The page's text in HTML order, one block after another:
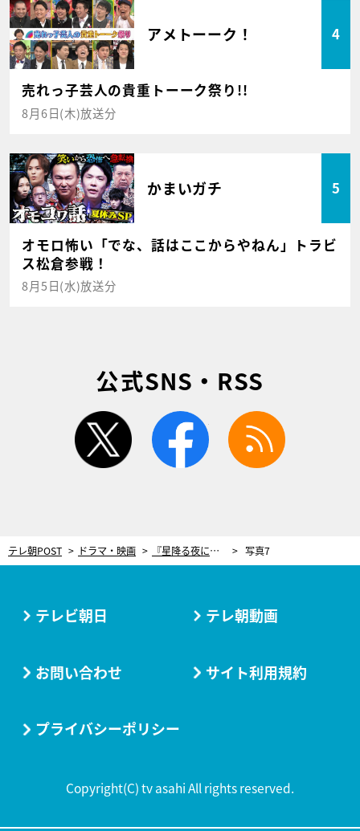
アメトーーク！ 4
売れっ子芸人の貴重トーーク祭り!!
8月6日(木)放送分
かまいガチ 5
オモロ怖い「でな、話はここからやねん」トラビ
ス松倉参戦！
8月5日(水)放送分
公式SNS・RSS
twitter facebook
テレ朝POST ドラマ・映画 『星降る夜に』文字通り“泣き崩れた”第8話ラスト。暴走する男の悲しみを包み込んだのは“人の体温”だった 写真7
テレビ朝日 テレ朝動画
お問い合わせ サイト利用規約
プライバシーポリシー
Copyright(C) tv asahi All rights reserved.